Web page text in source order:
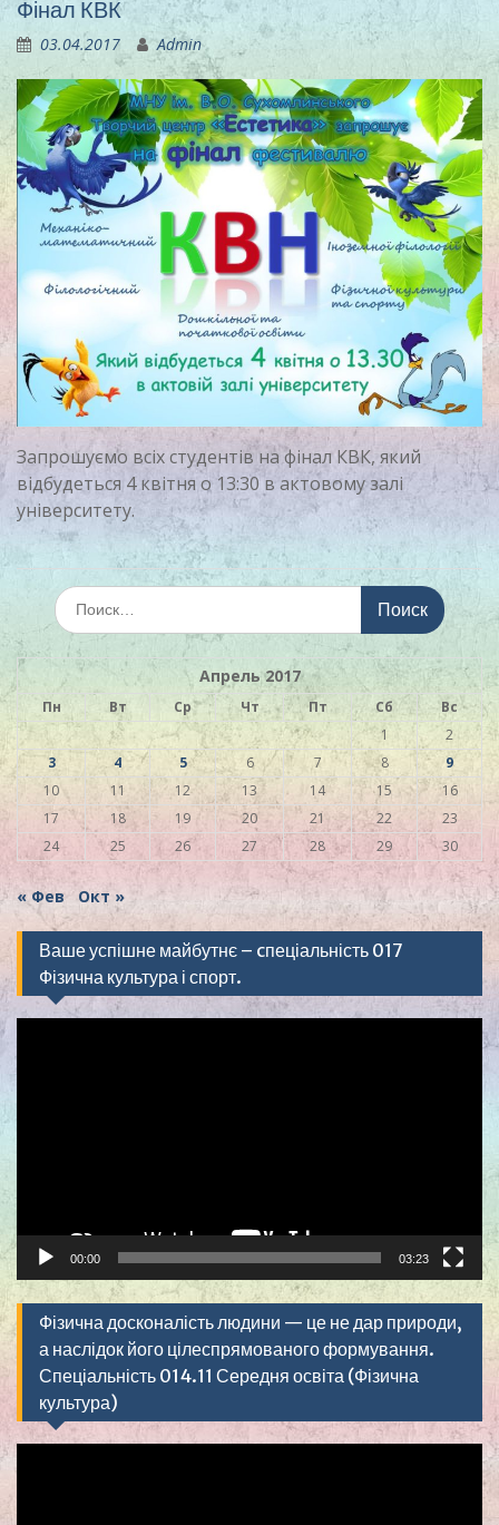
Фінал КВК
03.04.2017 Admin
Запрошуємо всіх студентів на фінал КВК, який
відбудеться 4 квітня о 13:30 в актовому залі
університету.
Искать:
Апрель 2017
Пн Вт Ср Чт Пт Сб
Вс
1
2
3
4 5 6 7 8
9
10
11 12 13 14 15
16
17
18 19 20 21 22
23
24
25 26 27 28 29 30
« Фев Окт »
Ваше успішне майбутнє – cпеціальність 017
Фізична культура і спорт.
00:00 03:23
Фізична досконалість людини — це не дар природи,
а наслідок його цілеспрямованого формування.
Спеціальність 014.11 Середня освіта (Фізична
культура)